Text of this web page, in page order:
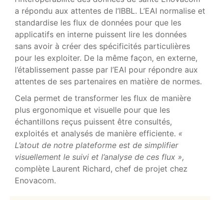
a répondu aux attentes de l’IBBL. L’EAI normalise et
standardise les flux de données pour que les
applicatifs en interne puissent lire les données
sans avoir à créer des spécificités particulières
pour les exploiter. De la même façon, en externe,
l’établissement passe par l’EAI pour répondre aux
attentes de ses partenaires en matière de normes.
Cela permet de transformer les flux de manière
plus ergonomique et visuelle pour que les
échantillons reçus puissent être consultés,
exploités et analysés de manière efficiente. «
L’atout de notre plateforme est de simplifier
visuellement le suivi et l’analyse de ces flux »,
complète Laurent Richard, chef de projet chez
Enovacom.